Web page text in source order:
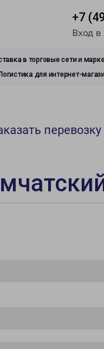
+7
Вход
в торговые сети и
для интернет-
перевозку